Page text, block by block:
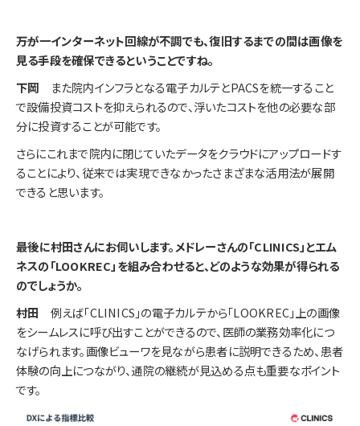
――万が一インターネット回線が不調でも、復旧するまでの間は画像を
見る手段を確保できるということですね。
下岡
また院内インフラとなる電子カルテとPACSを統一すること
で設備投資コストを抑えられるので、浮いたコストを他の必要な部
分に投資することが可能です。
さらにこれまで院内に閉じていたデータをクラウドにアップロードす
ることにより、従来では実現できなかったさまざまな活用法が展開
できると思います。
――最後に村田さんにお伺いします。メドレーさんの「CLINICS」とエム
ネスの「LOOKREC」を組み合わせると、どのような効果が得られる
のでしょうか。
村田 例えば「CLINICS」の電子カルテから「LOOKREC」上の画像
をシームレスに呼び出すことができるので、医師の業務効率化につ
なげられます。画像ビューワを見ながら患者に説明できるため、患者
体験の向上につながり、通院の継続が見込める点も重要なポイント
です。